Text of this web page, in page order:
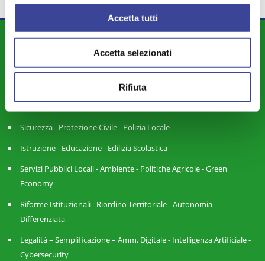
Accetta tutti
Accetta selezionati
Rifiuta
DIPARTIMENTI
Attività Istituzionale ANCI Lombardia
Cultura - Turismo - Sport - Politiche Giovanili
Sicurezza - Protezione Civile - Polizia Locale
Istruzione - Educazione - Edilizia Scolastica
Servizi Pubblici Locali - Ambiente - Politiche Agricole - Green
Economy
Riforme Istituzionali - Riordino Territoriale - Autonomia
Differenziata
Legalità – Semplificazione – Amm. Digitale - Intelligenza Artificiale -
Cybersecurity